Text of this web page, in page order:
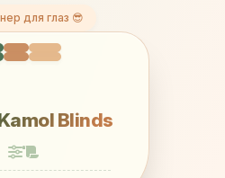
для глаз 😎
Blinds